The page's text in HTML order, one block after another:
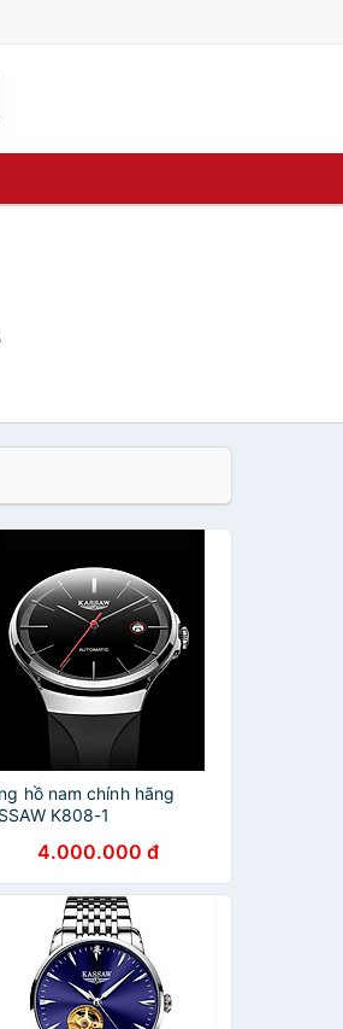
hồ nam chính hãng
K808-1
4.000.000 đ